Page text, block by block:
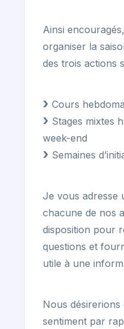
Ainsi
organiser la
des trois actions
Cours
Stages mixtes
week-end
Semaines
Je vous adresse
chacune de nos
disposition pour
questions et
utile à une
Nous
sentiment par